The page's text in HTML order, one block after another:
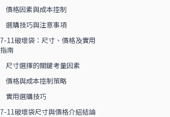
價格因素與成本控制
選購技巧與注意事項
7-11破壞袋：尺寸、價格及實用
指南
尺寸選擇的關鍵考量因素
價格與成本控制策略
實用選購技巧
7-11破壞袋尺寸與價格介紹結論